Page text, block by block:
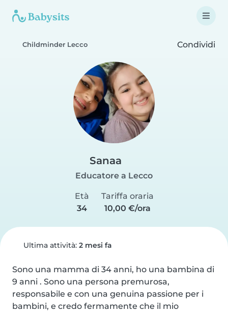
Childminder Lecco Condividi
Sanaa
Educatore a Lecco
Età
34
Tariffa oraria
10,00 €/ora
Ultima attività: 2 mesi fa
Sono una mamma di 34 anni, ho una bambina di
9 anni . Sono una persona premurosa,
responsabile e con una genuina passione per i
bambini, e credo fermamente che il mio